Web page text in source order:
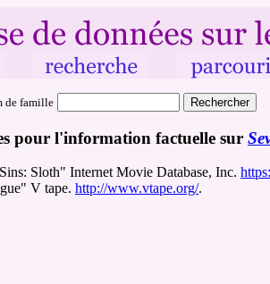
de famille
pour l'information factuelle sur
Sloth" Internet Movie Database, Inc.
V tape. http://www.vtape.org/.